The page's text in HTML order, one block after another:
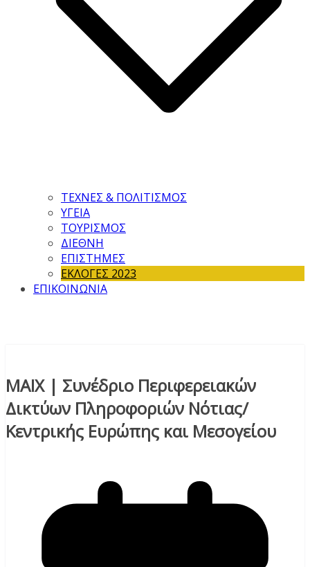
ΤΕΧΝΕΣ & ΠΟΛΙΤΙΣΜΟΣ
ΥΓΕΙΑ
ΤΟΥΡΙΣΜΟΣ
ΔΙΕΘΝΗ
ΕΠΙΣΤΗΜΕΣ
ΕΚΛΟΓΕΣ 2023
ΕΠΙΚΟΙΝΩΝΙΑ
ΜΑΙΧ | Συνέδριο Περιφερειακών
Δικτύων Πληροφοριών Νότιας/
Κεντρικής Ευρώπης και Μεσογείου